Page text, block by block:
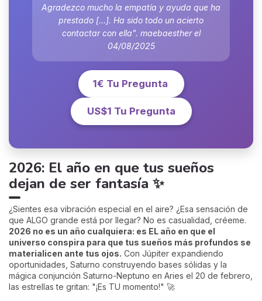
Agradezco mucho la empatía y ayuda que ha
prestado [...]. Ha sido todo un acierto
contactar con ella". maebaesther el
04/08/2025
1€ Tu Pregunta
US$1 Tu Pregunta
2026: El año en que tus sueños
dejan de ser fantasía ✨
¿Sientes esa vibración especial en el aire? ¿Esa sensación de
que ALGO grande está por llegar? No es casualidad, créeme.
2026 no es un año cualquiera: es EL año en que el
universo conspira para que tus sueños más profundos se
materialicen ante tus ojos. Con Júpiter expandiendo
oportunidades, Saturno construyendo bases sólidas y la
mágica conjunción Saturno-Neptuno en Aries el 20 de febrero,
las estrellas te gritan: "¡Es TU momento!" 🚀